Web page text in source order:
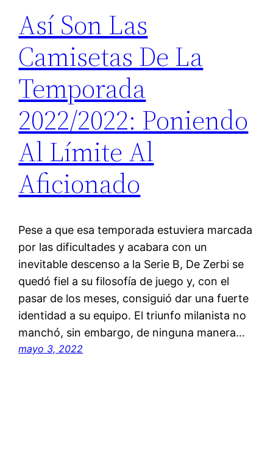
Así Son Las
Camisetas De La
Temporada
2022/2022: Poniendo
Al Límite Al
Aficionado
Pese a que esa temporada estuviera marcada
por las dificultades y acabara con un
inevitable descenso a la Serie B, De Zerbi se
quedó fiel a su filosofía de juego y, con el
pasar de los meses, consiguió dar una fuerte
identidad a su equipo. El triunfo milanista no
manchó, sin embargo, de ninguna manera…
mayo 3, 2022